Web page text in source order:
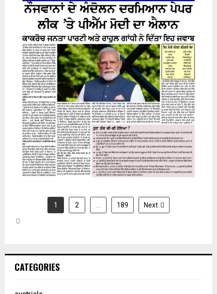
24 July 2026
1 2 … 189 Next
CATEGORIES